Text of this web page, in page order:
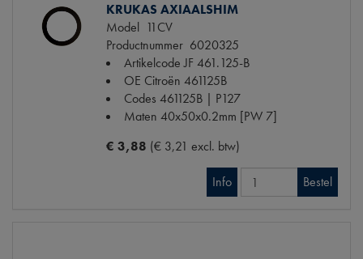
KRUKAS AXIAALSHIM
Model 11CV
Productnummer 6020325
Artikelcode JF461.125-B
OE Citroën 461125B
Codes 461125B | P127
Maten 40x50x0.2mm [PW 7]
€ 3,88 (€ 3,21 excl. btw)
Info Bestel